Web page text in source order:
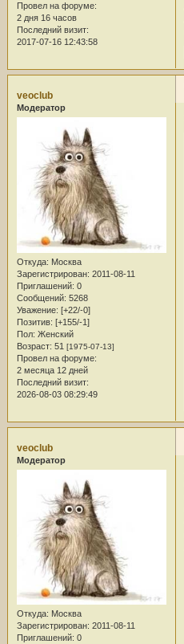
Провел на форуме:
2 дня 16 часов
Последний визит:
2017-07-16 12:43:58
veoclub
Модератор
Откуда: Москва
Зарегистрирован: 2011-08-11
Приглашений: 0
Сообщений: 5268
Уважение: [+22/-0]
Позитив: [+155/-1]
Пол: Женский
Возраст: 51 [1975-07-13]
Провел на форуме:
2 месяца 12 дней
Последний визит:
2026-08-03 08:29:49
veoclub
Модератор
Откуда: Москва
Зарегистрирован: 2011-08-11
Приглашений: 0